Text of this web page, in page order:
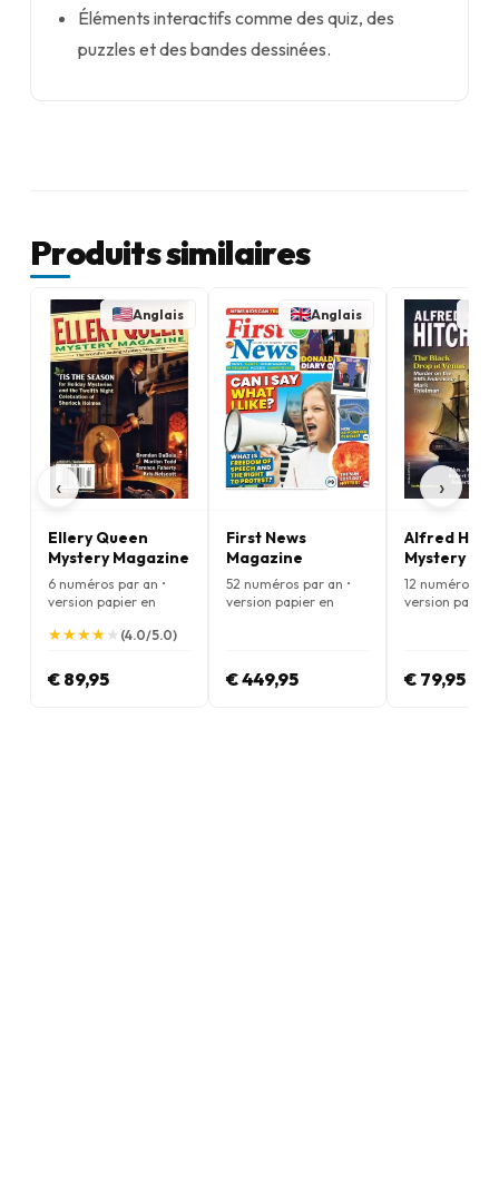
Éléments interactifs comme des quiz, des
puzzles et des bandes dessinées.
Produits similaires
‹
Anglais
Ellery Queen
Mystery Magazine
6 numéros par an •
version papier en
★
★★
★★
★★
★★
★ (4.0/5.0)
€ 89,95
Anglais
First News
Magazine
52 numéros par an •
version papier en
€ 449,95
Alfred
Mystery
12 numéros
version papier
€ 79,95
›